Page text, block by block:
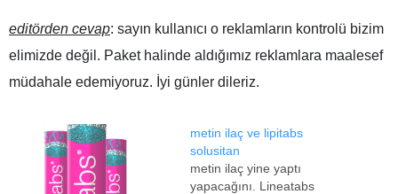
editörden cevap: sayın kullanıcı o reklamların kontrolü bizim
elimizde değil. Paket halinde aldığımız reklamlara maalesef
müdahale edemiyoruz. İyi günler dileriz.
metin ilaç ve lipitabs
solusitan
metin ilaç yine yaptı
yapacağını. Lineatabs